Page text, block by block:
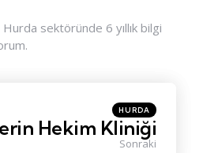
sektöründe 6 yıllık bilgi
Posted
in
HURDA
Hekim Kliniği
Sonraki